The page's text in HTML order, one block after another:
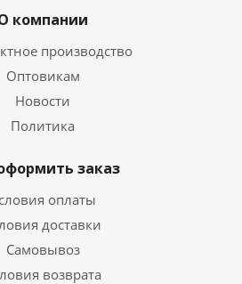
компании
производство
Оптовикам
Новости
Политика
заказ
оплаты
доставки
Самовывоз
возврата